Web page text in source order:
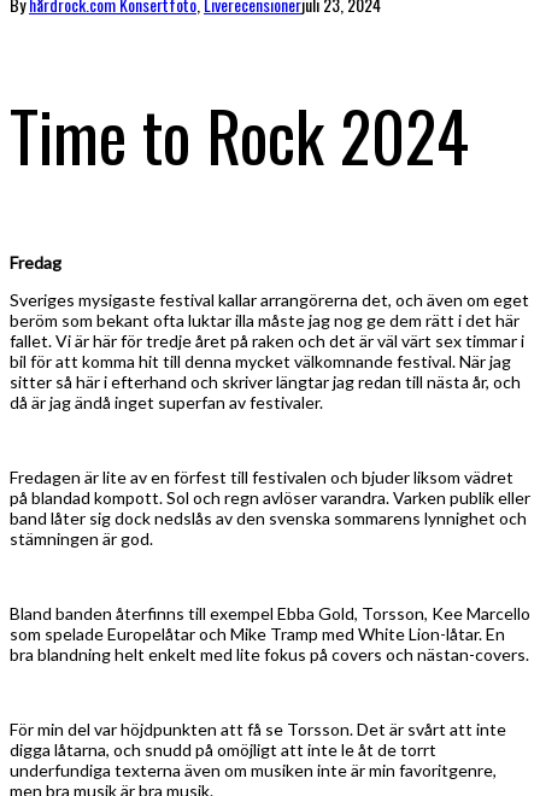
Time to Rock 2024
Fredag
Sveriges mysigaste festival kallar arrangörerna det, och även om eget
beröm som bekant ofta luktar illa måste jag nog ge dem rätt i det här
fallet. Vi är här för tredje året på raken och det är väl värt sex timmar i
bil för att komma hit till denna mycket välkomnande festival. När jag
sitter så här i efterhand och skriver längtar jag redan till nästa år, och
då är jag ändå inget superfan av festivaler.
Fredagen är lite av en förfest till festivalen och bjuder liksom vädret
på blandad kompott. Sol och regn avlöser varandra. Varken publik eller
band låter sig dock nedslås av den svenska sommarens lynnighet och
stämningen är god.
Bland banden återfinns till exempel Ebba Gold, Torsson, Kee Marcello
som spelade Europelåtar och Mike Tramp med White Lion-låtar. En
bra blandning helt enkelt med lite fokus på covers och nästan-covers.
För min del var höjdpunkten att få se Torsson. Det är svårt att inte
digga låtarna, och snudd på omöjligt att inte le åt de torrt
underfundiga texterna även om musiken inte är min favoritgenre,
men bra musik är bra musik.